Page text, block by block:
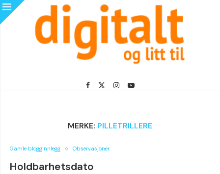
MERKE: PILLETRILLERE
Gamle blogginnlegg Observasjoner
Holdbarhetsdato